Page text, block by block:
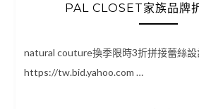
PAL CLOSET家族品牌
natural couture換季限時3折拼接蕾絲設
https://tw.bid.yahoo.com …